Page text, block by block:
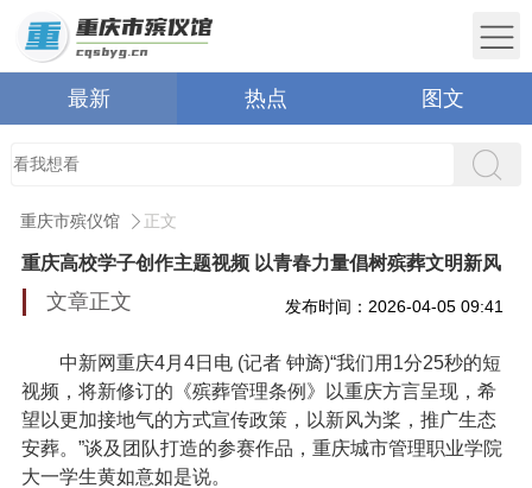
最新 热点 图文
重庆市殡仪馆 正文
重庆高校学子创作主题视频 以青春力量倡树殡葬文明新风
文章正文 发布时间：2026-04-05 09:41
中新网重庆4月4日电 (记者 钟旖)“我们用1分25秒的短
视频，将新修订的《殡葬管理条例》以重庆方言呈现，希
望以更加接地气的方式宣传政策，以新风为桨，推广生态
安葬。”谈及团队打造的参赛作品，重庆城市管理职业学院
大一学生黄如意如是说。